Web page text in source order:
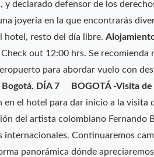
y declarado defensor de los
joyería en la que encontrarás
hotel, resto del día libre.
out 12:00 hrs. Se
para abordar vuelo con
DÍA 7 BOGOTÁ -Visita de
en el hotel para dar inicio a la
del artista colombiano Fernando
internacionales. Continuaremos
panorámica dónde